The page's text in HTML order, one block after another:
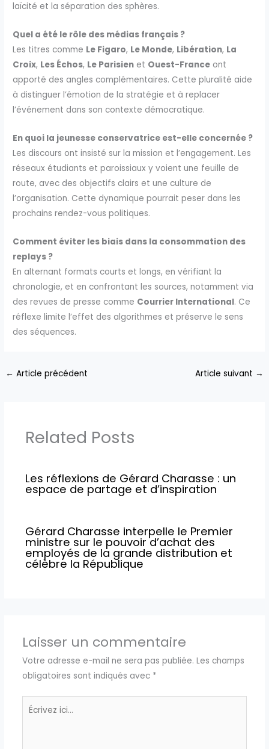
laïcité et la séparation des sphères.
Quel a été le rôle des médias français ?
Les titres comme Le Figaro, Le Monde, Libération, La
Croix, Les Échos, Le Parisien et Ouest-France ont
apporté des angles complémentaires. Cette pluralité aide
à distinguer l’émotion de la stratégie et à replacer
l’événement dans son contexte démocratique.
En quoi la jeunesse conservatrice est-elle concernée ?
Les discours ont insisté sur la mission et l’engagement. Les
réseaux étudiants et paroissiaux y voient une feuille de
route, avec des objectifs clairs et une culture de
l’organisation. Cette dynamique pourrait peser dans les
prochains rendez-vous politiques.
Comment éviter les biais dans la consommation des
replays ?
En alternant formats courts et longs, en vérifiant la
chronologie, et en confrontant les sources, notamment via
des revues de presse comme Courrier International. Ce
réflexe limite l’effet des algorithmes et préserve le sens
des séquences.
← Article précédent Article suivant →
Related Posts
Les réflexions de Gérard Charasse : un
espace de partage et d’inspiration
Gérard Charasse interpelle le Premier
ministre sur le pouvoir d’achat des
employés de la grande distribution et
célèbre la République
Laisser un commentaire
Votre adresse e-mail ne sera pas publiée. Les champs
obligatoires sont indiqués avec *
Écrivez